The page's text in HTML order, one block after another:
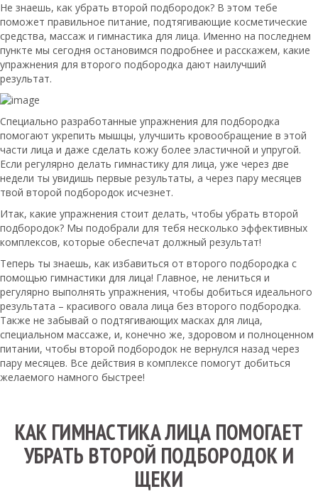
Не знаешь, как убрать второй подбородок? В этом тебе
поможет правильное питание, подтягивающие косметические
средства, массаж и гимнастика для лица. Именно на последнем
пункте мы сегодня остановимся подробнее и расскажем, какие
упражнения для второго подбородка дают наилучший
результат.
Специально разработанные упражнения для подбородка
помогают укрепить мышцы, улучшить кровообращение в этой
части лица и даже сделать кожу более эластичной и упругой.
Если регулярно делать гимнастику для лица, уже через две
недели ты увидишь первые результаты, а через пару месяцев
твой второй подбородок исчезнет.
Итак, какие упражнения стоит делать, чтобы убрать второй
подбородок? Мы подобрали для тебя несколько эффективных
комплексов, которые обеспечат должный результат!
Теперь ты знаешь, как избавиться от второго подбородка с
помощью гимнастики для лица! Главное, не лениться и
регулярно выполнять упражнения, чтобы добиться идеального
результата – красивого овала лица без второго подбородка.
Также не забывай о подтягивающих масках для лица,
специальном массаже, и, конечно же, здоровом и полноценном
питании, чтобы второй подбородок не вернулся назад через
пару месяцев. Все действия в комплексе помогут добиться
желаемого намного быстрее!
КАК ГИМНАСТИКА ЛИЦА ПОМОГАЕТ
УБРАТЬ ВТОРОЙ ПОДБОРОДОК И
ЩЕКИ